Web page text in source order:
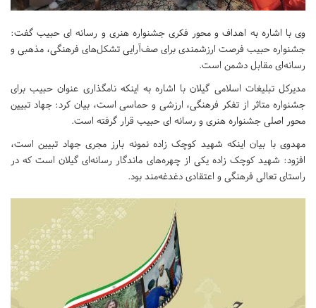
وی با اشاره به اهداف و محور فکری جشنواره هنری و رسانه ای حبیب گفت:
جشنواره حبیب فرصت ارزشمندی برای صف‌آرایی تشکل‌های فرهنگی، مذهبی و
رسانه‌ای مقابل دشمن است.
مدیرکل تبلیغات اسلامی گیلان با اشاره به اینکه نامگذاری عنوان حبیب برای
جشنواره متاثر از تفکر فرهنگی، ارزشی و حماسی است، بیان کرد: جهاد تبیین
محور اصلی جشنواره هنری و رسانه ای حبیب قرار گرفته است.
مهدوی با بیان اینکه شهید کوچک زاده نمونه بارز مجری جهاد تبیین است،
افزود: شهید کوچک زاده یکی از چهره‌های ماندگار رسانه‌ای گیلان است که در
راستای تعالی فرهنگی و اعتقادی دغدغه‌مند بود.